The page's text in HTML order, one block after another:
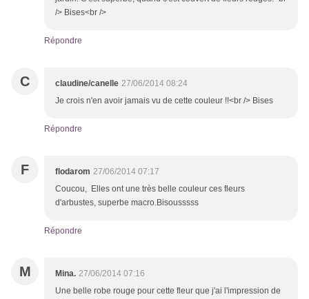
/> Bises<br />
Répondre
C claudine/canelle 27/06/2014 08:24
Je crois n'en avoir jamais vu de cette couleur !!<br /> Bises
Répondre
F flodarom 27/06/2014 07:17
Coucou, Elles ont une très belle couleur ces fleurs
d'arbustes, superbe macro.Bisousssss
Répondre
M Mina. 27/06/2014 07:16
Une belle robe rouge pour cette fleur que j'ai l'impression de